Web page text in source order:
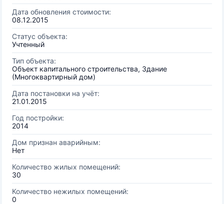
Дата обновления стоимости:
08.12.2015
Статус объекта:
Учтенный
Тип объекта:
Объект капитального строительства, Здание
(Многоквартирный дом)
Дата постановки на учёт:
21.01.2015
Год постройки:
2014
Дом признан аварийным:
Нет
Количество жилых помещений:
30
Количество нежилых помещений:
0